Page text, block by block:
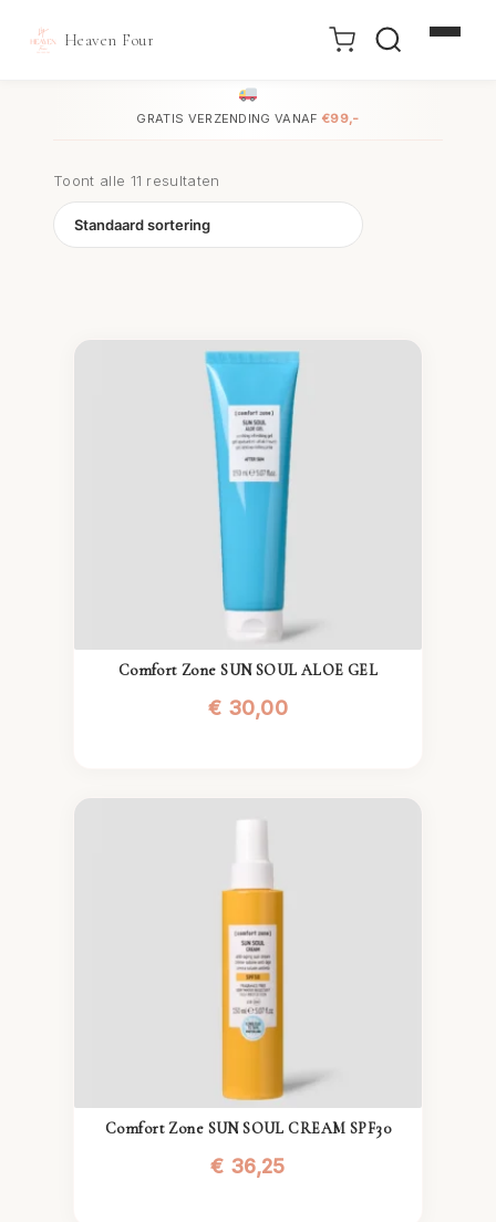
Heaven Four
GRATIS VERZENDING VANAF€99,-
Toont alle 11 resultaten
Comfort Zone SUN SOUL ALOE GEL
€ 30,00
Comfort Zone SUN SOUL CREAM SPF30
€ 36,25